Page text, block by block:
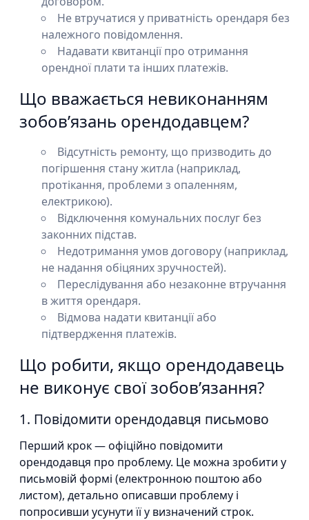
Не втручатися у приватність орендаря без
належного повідомлення.
Надавати квитанції про отримання
орендної плати та інших платежів.
Що вважається невиконанням
зобов’язань орендодавцем?
Відсутність ремонту, що призводить до
погіршення стану житла (наприклад,
протікання, проблеми з опаленням,
електрикою).
Відключення комунальних послуг без
законних підстав.
Недотримання умов договору (наприклад,
не надання обіцяних зручностей).
Переслідування або незаконне втручання
в життя орендаря.
Відмова надати квитанції або
підтвердження платежів.
Що робити, якщо орендодавець
не виконує свої зобов’язання?
1. Повідомити орендодавця письмово
Перший крок — офіційно повідомити
орендодавця про проблему. Це можна зробити у
письмовій формі (електронною поштою або
листом), детально описавши проблему і
попросивши усунути її у визначений строк.